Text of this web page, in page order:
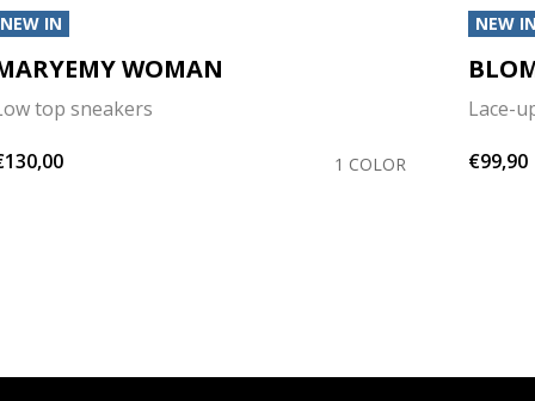
NEW IN
WOMAN
top sneakers
1 COLOR
NEW
Lace-
€99,90